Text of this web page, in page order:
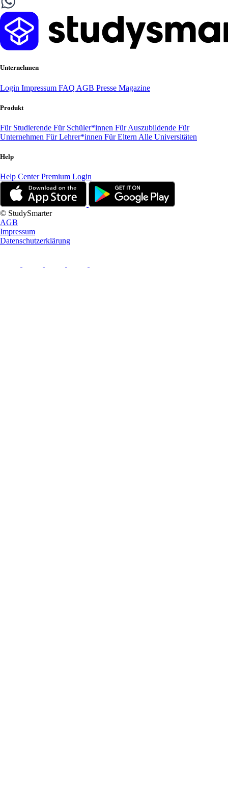
Unternehmen
Login Impressum FAQ AGB Presse Magazine
Produkt
Für Studierende Für Schüler*innen Für Auszubildende Für
Unternehmen Für Lehrer*innen Für Eltern Alle Universitäten
Help
Help CenterPremium Login
© StudySmarter
AGB
Impressum
Datenschutzerklärung